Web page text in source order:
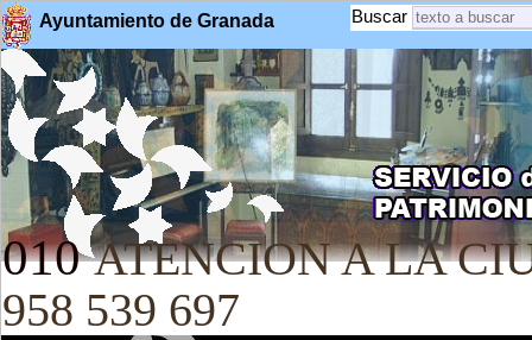
Ayuntamiento de Granada Buscar
010 ATENCION A LA
958 539 697